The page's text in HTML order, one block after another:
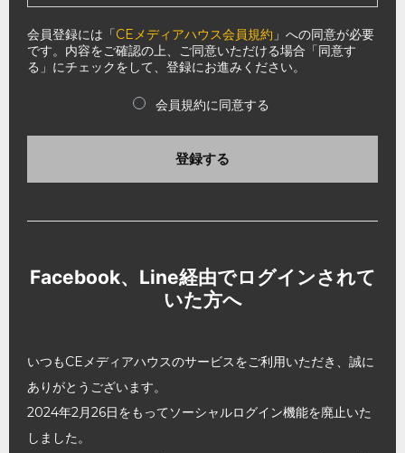
会員登録には「CEメディアハウス会員規約 」への同意が必要
です。内容をご確認の上、ご同意いただける場合「同意す
る」にチェックをして、登録にお進みください。
会員規約に同意する
登録する
Facebook、Line経由でログインされて
いた方へ
いつもCEメディアハウスのサービスをご利用いただき、誠に
ありがとうございます。
2024年2月26日をもってソーシャルログイン機能を廃止いた
しました。